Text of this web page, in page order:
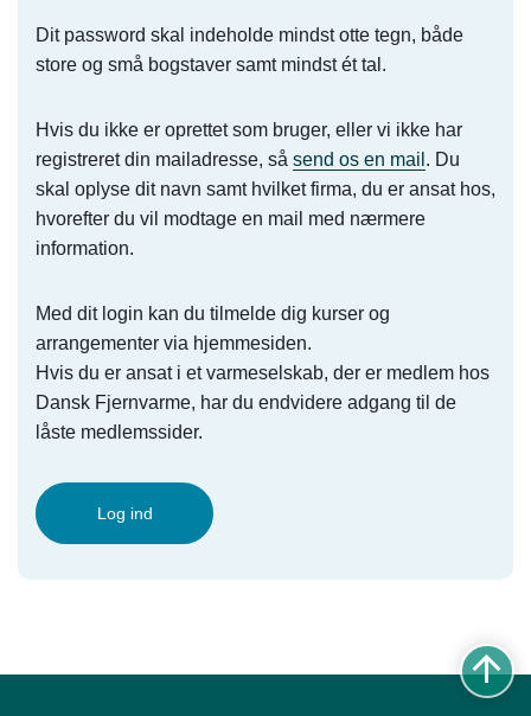
Dit password skal indeholde mindst otte tegn, både
store og små bogstaver samt mindst ét tal.
Hvis du ikke er oprettet som bruger, eller vi ikke har
registreret din mailadresse, så send os en mail . Du
skal oplyse dit navn samt hvilket firma, du er ansat hos,
hvorefter du vil modtage en mail med nærmere
information.
Med dit login kan du tilmelde dig kurser og
arrangementer via hjemmesiden.
Hvis du er ansat i et varmeselskab, der er medlem hos
Dansk Fjernvarme, har du endvidere adgang til de
låste medlemssider.
Log ind